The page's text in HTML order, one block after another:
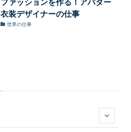
ファッションを作る！アバター
衣装デザイナーの仕事
世界の仕事